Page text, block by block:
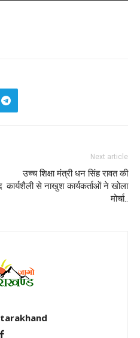
Next article
उच्च शिक्षा मंत्री धन सिंह रावत की
कार्यशैली से नाखुश कार्यकर्ताओं ने खोला
मोर्चा..